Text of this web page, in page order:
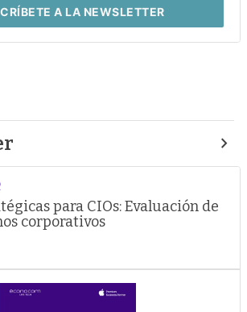
A LA NEWSLETTER
para CIOs: Evaluación de
corporativos